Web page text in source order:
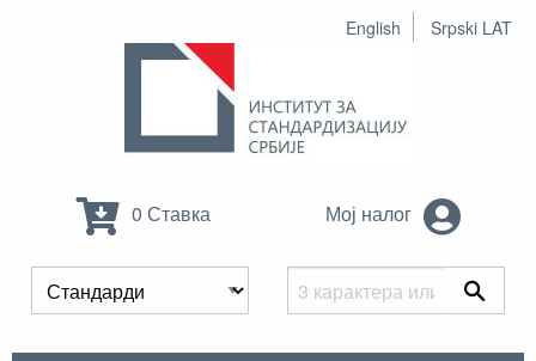
English Srpski LAT
0 Ставка Мој налог